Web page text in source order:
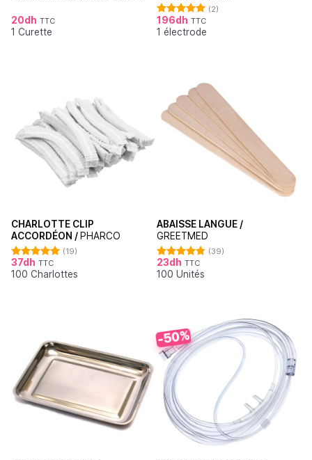
20dh TTC
1 Curette
Note5.00
sur 5
(2)
196dh TTC
1 électrode
CHARLOTTE CLIP
ACCORDÉON / PHARCO
Note4.95
sur 5
(19)
37dh TTC
100 Charlottes
ABAISSE LANGUE /
GREETMED
Note4.79
sur 5
(39)
23dh TTC
100 Unités
-50%